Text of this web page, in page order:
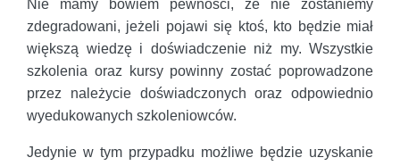
Nie mamy bowiem pewności, że nie zostaniemy
zdegradowani, jeżeli pojawi się ktoś, kto będzie miał
większą wiedzę i doświadczenie niż my. Wszystkie
szkolenia oraz kursy powinny zostać poprowadzone
przez należycie doświadczonych oraz odpowiednio
wyedukowanych szkoleniowców.
Jedynie w tym przypadku możliwe będzie uzyskanie